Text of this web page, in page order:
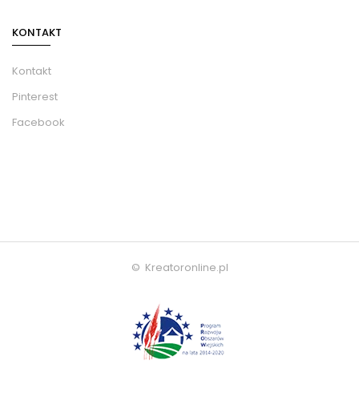
KONTAKT
Kontakt
Pinterest
Facebook
© Kreatoronline.pl